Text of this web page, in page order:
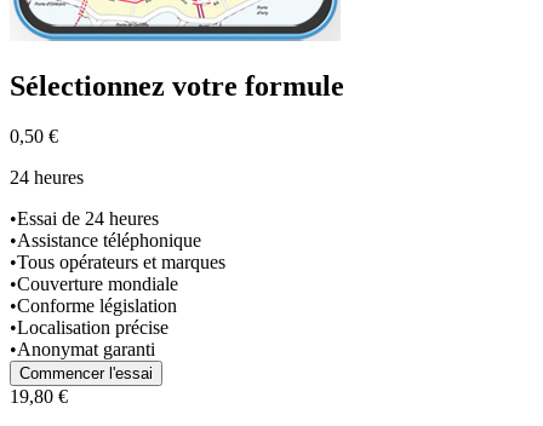
Sélectionnez votre formule
0,50 €
24 heures
•Essai de 24 heures
•Assistance téléphonique
•Tous opérateurs et marques
•Couverture mondiale
•Conforme législation
•Localisation précise
•Anonymat garanti
Commencer l'essai
19,80 €